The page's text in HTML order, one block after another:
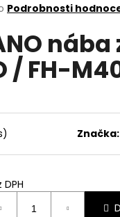
Podrobnosti
/ FH-
) Značka: